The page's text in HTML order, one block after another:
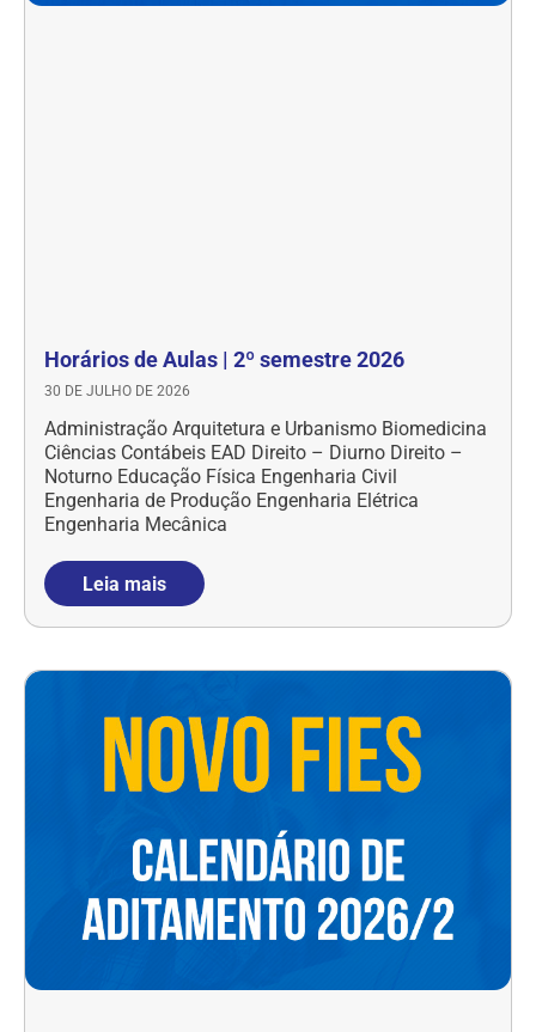
Horários de Aulas | 2º semestre 2026
30 DE JULHO DE 2026
Administração Arquitetura e Urbanismo Biomedicina
Ciências Contábeis EAD Direito – Diurno Direito –
Noturno Educação Física Engenharia Civil
Engenharia de Produção Engenharia Elétrica
Engenharia Mecânica
Leia mais